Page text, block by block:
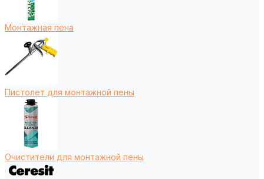
Монтажная пена
Пистолет для монтажной пены
Очистители для монтажной пены